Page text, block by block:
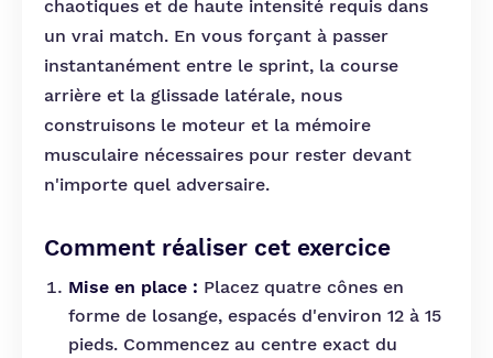
chaotiques et de haute intensité requis dans
un vrai match. En vous forçant à passer
instantanément entre le sprint, la course
arrière et la glissade latérale, nous
construisons le moteur et la mémoire
musculaire nécessaires pour rester devant
n'importe quel adversaire.
Comment réaliser cet exercice
Mise en place : Placez quatre cônes en
forme de losange, espacés d'environ 12 à 15
pieds. Commencez au centre exact du